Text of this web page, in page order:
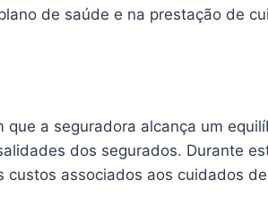
de saúde e na prestação de
a seguradora alcança um
dos segurados. Durante
associados aos cuidados